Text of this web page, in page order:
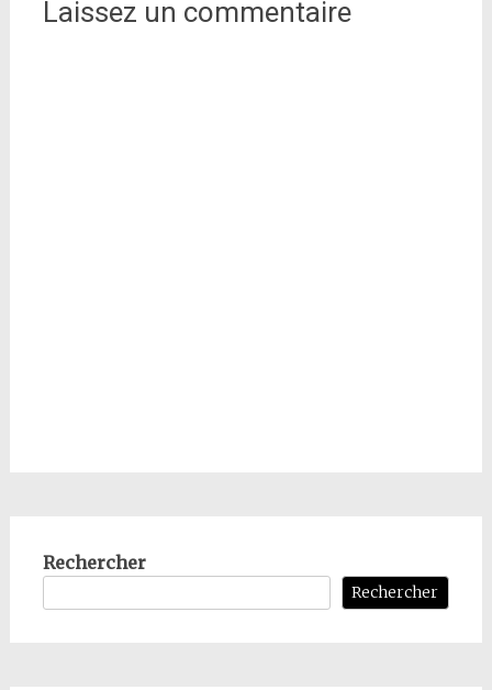
Laissez un commentaire
Rechercher
Rechercher